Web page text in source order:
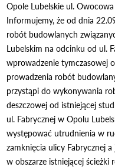
Opole Lubelskie ul.
Informujemy, że od dnia
robót budowlanych
Lubelskim na odcinku od ul.
wprowadzenie tymczasowej
prowadzenia robót
przystąpi do wykonywania
deszczowej od istniejącej
ul. Fabrycznej w Opolu
występować utrudnienia w
zamknięcia ulicy Fabrycznej
w obszarze istniejącej ścieżki